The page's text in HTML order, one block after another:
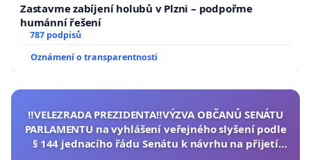
Zastavme zabíjení holubů v Plzni – podpořme
humánní řešení
787 podpisů
Oznámení o transparentnosti
‼️VELEZRADA PREZIDENTA‼️VÝZVA OBČANŮ SENÁTU
PARLAMENTU na vyhlášení veřejného slyšení podle
§ 144 jednacího řádu Senátu k návrhu na přijetí